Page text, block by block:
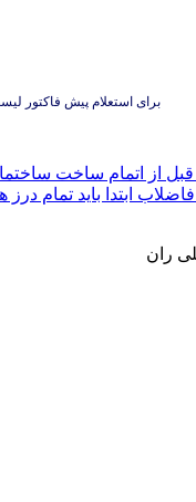
برای استعلام پیش فاکتور لیست